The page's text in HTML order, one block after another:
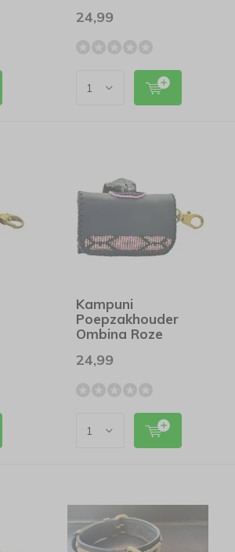
24,99
Kampuni
Poepzakhouder
Ombina Roze
24,99